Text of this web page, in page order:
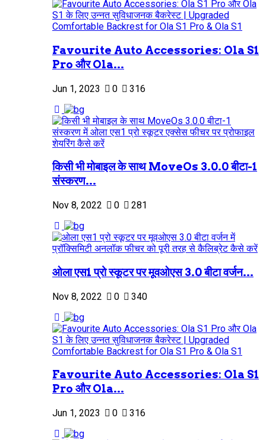
Favourite Auto Accessories: Ola S1
Pro और Ola...
Jun 1, 2023 0 316
किसी भी मोबाइल के साथ MoveOs 3.0.0 बीटा-1
संस्करण...
Nov 8, 2022 0 281
ओला एस1 प्रो स्कूटर पर मूवओएस 3.0 बीटा वर्जन...
Nov 8, 2022 0 340
Favourite Auto Accessories: Ola S1
Pro और Ola...
Jun 1, 2023 0 316